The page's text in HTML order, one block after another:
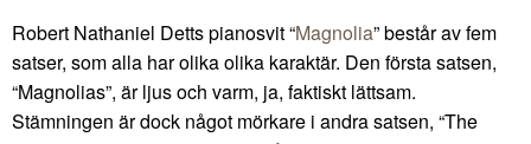
Robert Nathaniel Detts pianosvit “Magnolia” består av fem
satser, som alla har olika olika karaktär. Den första satsen,
“Magnolias”, är ljus och varm, ja, faktiskt lättsam.
Stämningen är dock något mörkare i andra satsen, “The